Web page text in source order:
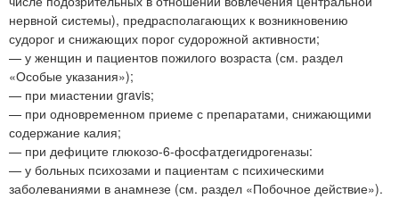
нервной системы), предрасполагающих к возникновению
судорог и снижающих порог судорожной активности;
— у женщин и пациентов пожилого возраста (см. раздел
«Особые указания»);
— при миастении gravis;
— при одновременном приеме с препаратами, снижающими
содержание калия;
— при дефиците глюкозо-6-фосфатдегидрогеназы:
— у больных психозами и пациентам с психическими
заболеваниями в анамнезе (см. раздел «Побочное действие»).